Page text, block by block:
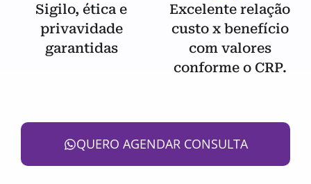
Sigilo, ética e
privavidade
garantidas
Excelente relação
custo x benefício
com valores
conforme o CRP.
QUERO AGENDAR CONSULTA